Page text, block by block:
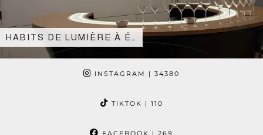
HABITS DE LUMIÈRE À É…
INSTAGRAM | 34380
TIKTOK | 110